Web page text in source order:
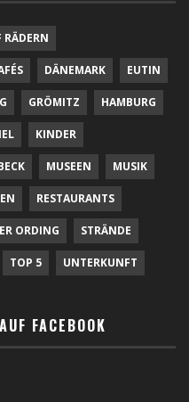
RÄDERN
DÄNEMARK EUTIN
GRÖMITZ HAMBURG
KINDER
MUSEEN MUSIK
RESTAURANTS
ORDING STRÄNDE
TOP 5 UNTERKUNFT
FACEBOOK